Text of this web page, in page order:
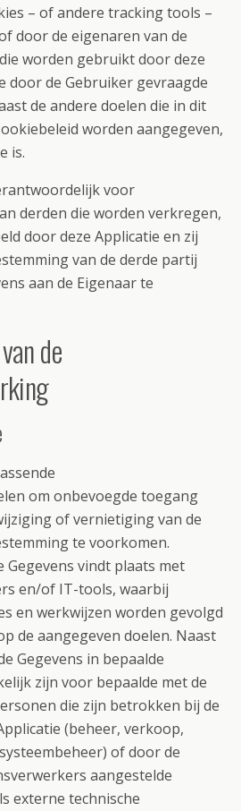
– of andere tracking tools –
door de eigenaren van de
worden gebruikt door deze
door de Gebruiker gevraagde
de andere doelen die in dit
worden aangegeven,
is.
voor
derden die worden verkregen,
door deze Applicatie en zij
van de derde partij
aan de Eigenaar te
de
om onbevoegde toegang
of vernietiging van de
te voorkomen.
Gegevens vindt plaats met
en/of IT-tools, waarbij
en werkwijzen worden gevolgd
de aangegeven doelen. Naast
Gegevens in bepaalde
zijn voor bepaalde met de
die zijn betrokken bij de
(beheer, verkoop,
of door de
aangestelde
externe technische